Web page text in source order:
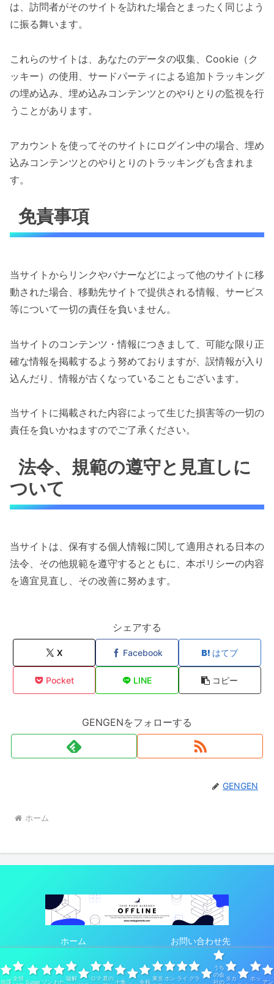
は、訪問者がそのサイトを訪れた場合とまったく同じよう
に振る舞います。
これらのサイトは、あなたのデータの収集、Cookie（ク
ッキー）の使用、サードパーティによる追加トラッキング
の埋め込み、埋め込みコンテンツとのやりとりの監視を行
うことがあります。
アカウントを使ってそのサイトにログイン中の場合、埋め
込みコンテンツとのやりとりのトラッキングも含まれま
す。
免責事項
当サイトからリンクやバナーなどによって他のサイトに移
動された場合、移動先サイトで提供される情報、サービス
等について一切の責任を負いません。
当サイトのコンテンツ・情報につきまして、可能な限り正
確な情報を掲載するよう努めておりますが、誤情報が入り
込んだり、情報が古くなっていることもございます。
当サイトに掲載された内容によって生じた損害等の一切の
責任を負いかねますのでご了承ください。
法令、規範の遵守と見直しに
ついて
当サイトは、保有する個人情報に関して適用される日本の
法令、その他規範を遵守するとともに、本ポリシーの内容
を適宜見直し、その改善に努めます。
シェアする
X Facebook はてブ
Pocket LINE コピー
GENGENをフォローする
GENGEN
ホーム
ホーム
お問い合わせ先
サイトマップ
プライバシーポリシー
運営者情報
放課
全領
Sugar ゾン わた
嘘解
ロマ 君の
十角 令和
東京 ホン ライ グラ
うち
の会
社の
タカ
ホッ
アン